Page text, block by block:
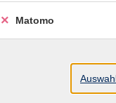
Matomo